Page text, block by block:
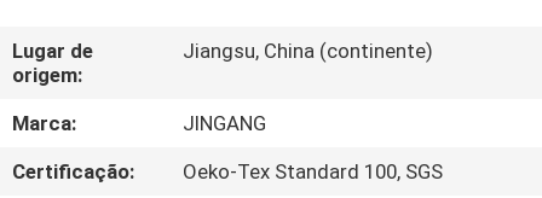
NÓS
EXCURSÃO
DA
Lugar de
origem:
Jiangsu, China (continente)
Marca:
JINGANG
Certificação:
Oeko-Tex Standard 100, SGS